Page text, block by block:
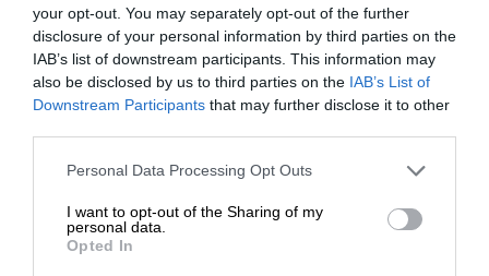
your opt-out. You may separately opt-out of the further
disclosure of your personal information by third parties on the
IAB’s list of downstream participants. This information may
also be disclosed by us to third parties on the IAB’s List of
Downstream Participants that may further disclose it to other
Personal Data Processing Opt Outs
I want to opt-out of the Sharing of my
personal data.
Opted In